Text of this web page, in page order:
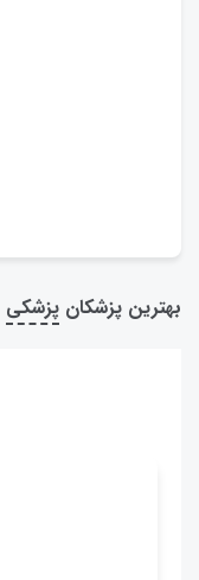
بهترین پزشکان پزشکی